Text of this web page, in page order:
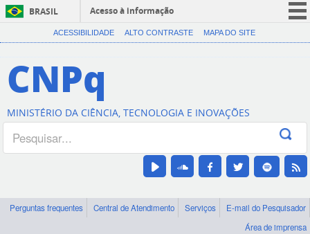
BRASIL
Acesso à informação
CORONAVÍRUS (COVID-19)
Canais
ACESSIBILIDADE ALTO CONTRASTE MAPA DO SITE
CNPq
MINISTÉRIO DA CIÊNCIA, TECNOLOGIA E INOVAÇÕES
Perguntas frequentes Central de Atendimento Serviços
E-mail do Pesquisador
Área de imprensa